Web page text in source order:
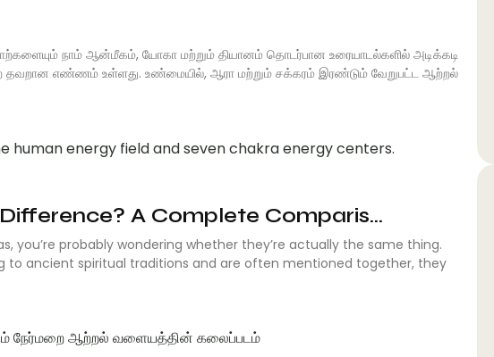
நாம் ஆன்மீகம், யோகா மற்றும் தியானம் தொடர்பான உரையாடல்களில் அடிக்கடி
எண்ணம் உள்ளது. உண்மையில், ஆரா மற்றும் சக்கரம் இரண்டும் வேறுபட்ட ஆற்றல்
A Complete Comparis...
you’re probably wondering whether they’re actually the same thing.
to ancient spiritual traditions and are often mentioned together, they